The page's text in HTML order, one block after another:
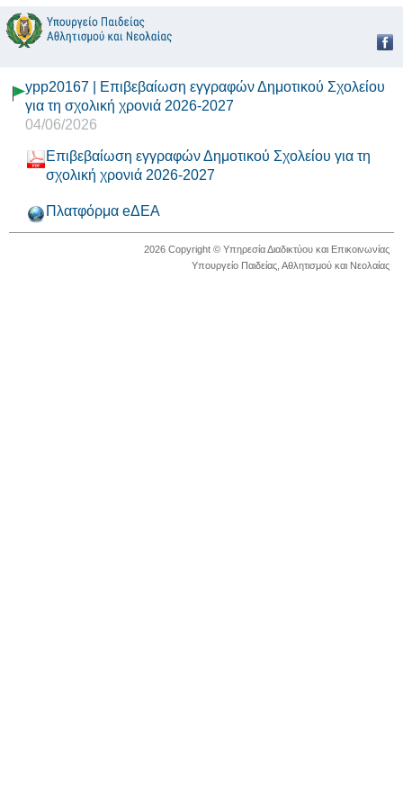
ypp20167 | Επιβεβαίωση εγγραφών Δημοτικού Σχολείου
για τη σχολική χρονιά 2026-2027
04/06/2026
Επιβεβαίωση εγγραφών Δημοτικού Σχολείου για τη
σχολική χρονιά 2026-2027
Πλατφόρμα eΔΕΑ
2026 Copyright © Υπηρεσία Διαδικτύου και Επικοινωνίας
Υπουργείο Παιδείας, Αθλητισμού και Νεολαίας